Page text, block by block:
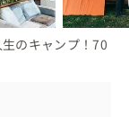
のキャンプ！70